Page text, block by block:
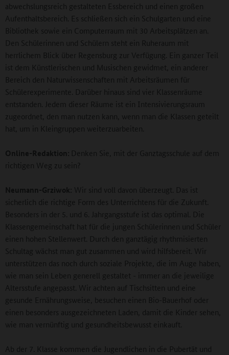
abwechslungsreich gestalteten Essbereich und einen großen
Aufenthaltsbereich. Es schließen sich ein Schulgarten und eine
Bibliothek sowie ein Computerraum mit 30 Arbeitsplätzen an.
Den Schülerinnen und Schülern steht ein Ruheraum mit
herrlichem Blick über Regensburg zur Verfügung. Ein ganzer Teil
ist dem Künstlerischen und Musischen gewidmet, ein anderer
Bereich den Naturwissenschaften mit Arbeitsräumen für
Schülerexperimente. Darüber hinaus sind vier Klassenräume
entstanden. Jedem dieser Räume ist ein Intensivierungsraum
zugeordnet, den man nutzen kann, wenn man die Klassen geteilt
hat, um in Kleingruppen weiterzuarbeiten.
Online-Redaktion: Denken Sie, mit der Ganztagsschule auf dem
richtigen Weg zu sein?
Neumann-Grziwok: Wir sind voll davon überzeugt. Das ist
sicherlich die richtige Form des Unterrichtens für die Zukunft.
Besonders in der 5. und 6. Jahrgangsstufe ist das optimal. Die
Klassengemeinschaft hat für die jungen Schülerinnen und Schüler
einen hohen Stellenwert. Durch den ganztägig rhythmisierten
Schultag wächst man gut zusammen und wird hilfsbereit. Wir
unterstützen das noch durch soziale Projekte, die im Auge haben,
wie man sein Leben generell gestaltet - immer an die jeweilige
Altersstufe angepasst. Wir achten auf Tischsitten und eine
gesunde Ernährungsweise, besuchen einen Bio-Bauerhof oder
einen besonders ausgezeichneten Laden, damit die Kinder sehen,
wie man vernünftig und gesundheitsbewusst einkauft.
Ab der 7. Klasse kommen die Jugendlichen in die Pubertät und